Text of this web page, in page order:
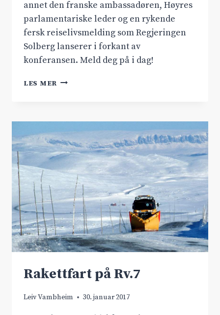
annet den franske ambassadøren, Høyres
parlamentariske leder og en rykende
fersk reiselivsmelding som Regjeringen
Solberg lanserer i forkant av
konferansen. Meld deg på i dag!
LES MER VELKOMMEN
MARS!
Rakettfart på Rv.7
Leiv Vambheim 30. januar 2017